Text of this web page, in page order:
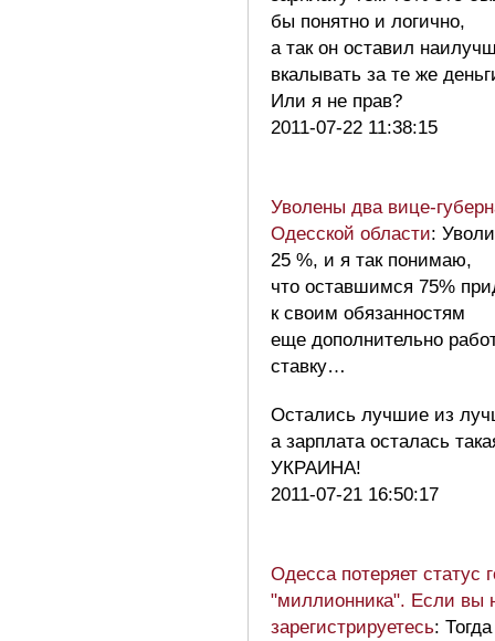
бы понятно и логично,
а так он оставил
вкалывать за те же
Или я не прав?
2011-07-22 11:38:15
Уволены два вице-
Одесской области:
25 %, и я так понимаю,
что оставшимся 75%
к своим обязанностям
еще дополнительно
ставку…
Остались лучшие из
а зарплата осталась
УКРАИНА!
2011-07-21 16:50:17
Одесса потеряет статус
"миллионника". Если вы
зарегистрируетесь: